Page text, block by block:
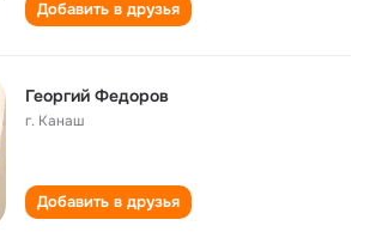
Добавить в друзья
Георгий Федоров
г. Канаш
Добавить в друзья